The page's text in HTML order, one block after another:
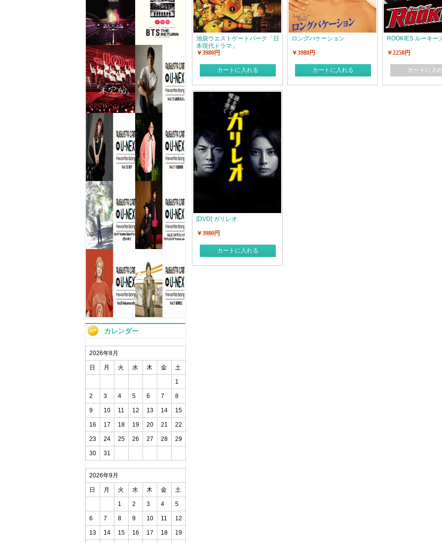
カレンダー
2026年8月
日 月 火 水 木 金 土
1
2 3 4 5 6 7 8
9 10 11 12 13 14 15
16 17 18 19 20 21 22
23 24 25 26 27 28 29
30 31
2026年9月
日 月 火 水 木 金 土
1 2 3 4 5
6 7 8 9 10 11 12
13 14 15 16 17 18 19
池袋ウエストゲートパーク「日
本現代ドラマ」
￥3980円
カートに入れる
ロングバケーション
￥3980円
カートに入れる
ROOKIES ルーキー
￥2250円
カートに入
[DVD] ガリレオ
￥3980円
カートに入れる